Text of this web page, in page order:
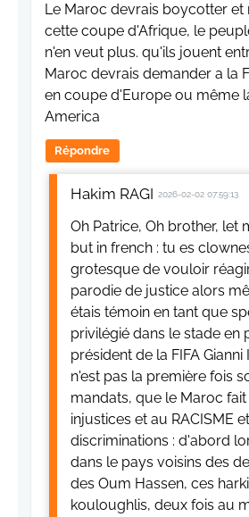
Le Maroc devrais boycotter et
cette coupe d'Afrique, le
n'en veut plus. qu'ils jouent
Maroc devrais demander a la
en coupe d'Europe ou même
America
Répondre
Hakim RAGI 2026-02-02 07:59:13
Oh Patrice, Oh brother, let
but in french : tu es
grotesque de vouloir
parodie de justice alors
étais témoin en tant que
privilégié dans le stade en
président de la FIFA Gianni
n'est pas la première fois
mandats, que le Maroc
injustices et au RACISME
discriminations : d'abord
dans le pays voisins des
des Oum Hassen, ces
kouloughlis, deux fois au